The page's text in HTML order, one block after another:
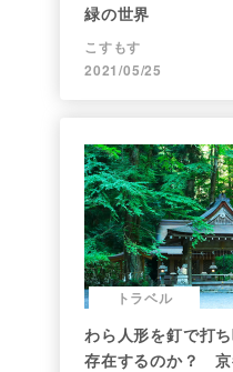
緑の世界
こすもす
2021/05/25
トラベル
わら人形を釘で打
存在するのか？ 京